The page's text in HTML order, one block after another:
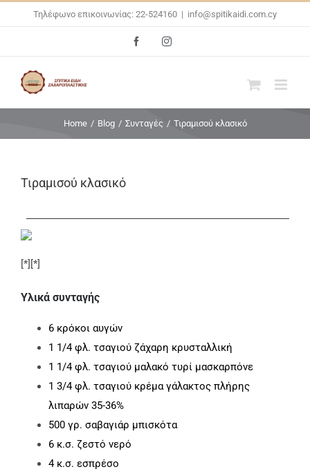
Τηλέφωνο επικοινωνίας: 22-524160 | info@spitikaidi.com.cy
FacebookInstagram
Home / Blog / Συνταγές / Τιραμισού κλασικό
Τιραμισού κλασικό
[*][*]
Υλικά συνταγής
6 κρόκοι αυγών
1 1/4 φλ. τσαγιού ζάχαρη κρυσταλλική
1 1/4 φλ. τσαγιού μαλακό τυρί μασκαρπόνε
1 3/4 φλ. τσαγιού κρέμα γάλακτος πλήρης
λιπαρών 35-36%
500 γρ. σαβαγιάρ μπισκότα
6 κ.σ. ζεστό νερό
4 κ.σ. εσπρέσο